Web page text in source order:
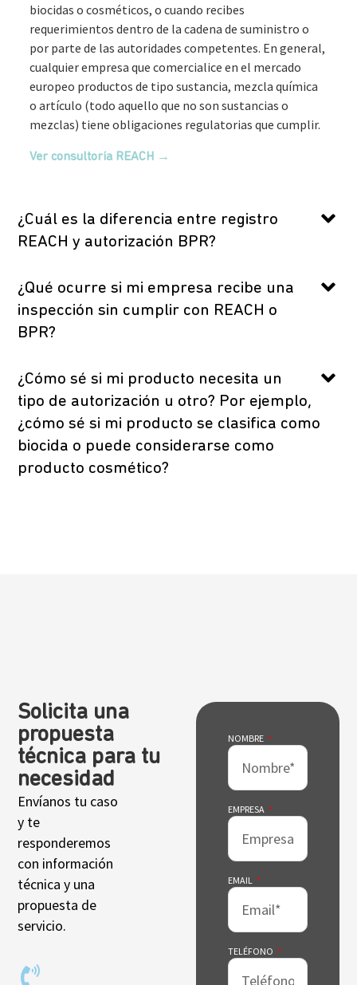
biocidas o cosméticos, o cuando recibes
requerimientos dentro de la cadena de suministro o
por parte de las autoridades competentes. En general,
cualquier empresa que comercialice en el mercado
europeo productos de tipo sustancia, mezcla química
o artículo (todo aquello que no son sustancias o
mezclas) tiene obligaciones regulatorias que cumplir.
Ver consultoría REACH →
¿Cuál es la diferencia entre registro
REACH y autorización BPR?
¿Qué ocurre si mi empresa recibe una
inspección sin cumplir con REACH o
BPR?
¿Cómo sé si mi producto necesita un
tipo de autorización u otro? Por ejemplo,
¿cómo sé si mi producto se clasifica como
biocida o puede considerarse como
producto cosmético?
Solicita una
propuesta
técnica para tu
necesidad
Envíanos tu caso
y te
responderemos
con información
técnica y una
propuesta de
servicio.
NOMBRE
EMPRESA
EMAIL
TELÉFONO